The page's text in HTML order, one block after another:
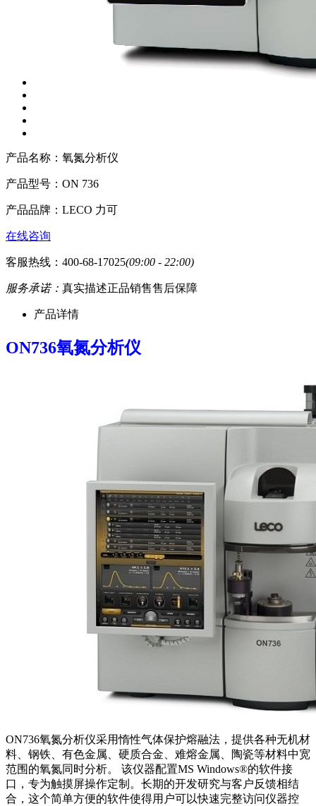
产品名称： 氧氮分析仪
产品型号： ON 736
产品品牌： LECO 力可
在线咨询
客服热线：400-68-17025(09:00 - 22:00)
服务承诺： 真实描述正品销售售后保障
产品详情
ON736氧氮分析仪
ON736氧氮分析仪采用惰性气体保护熔融法，提供各种无机材
料、钢铁、有色金属、硬质合金、难熔金属、陶瓷等材料中宽
范围的氧氮同时分析。 该仪器配置MS Windows®的软件接
口，专为触摸屏操作定制。长期的开发研究与客户反馈相结
合，这个简单方便的软件使得用户可以快速完整访问仪器控